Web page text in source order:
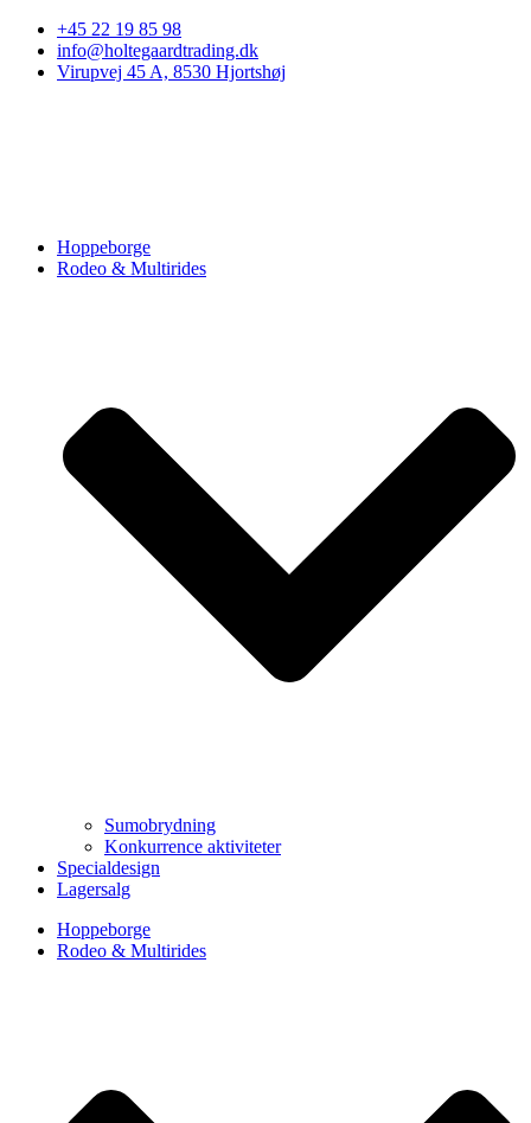
content+45 22 19 85 98
info@holtegaardtrading.dk
Virupvej 45 A, 8530 Hjortshøj
Hoppeborge
Rodeo & Multirides
Sumobrydning
Konkurrence aktiviteter
Specialdesign
Lagersalg
Hoppeborge
Rodeo & Multirides